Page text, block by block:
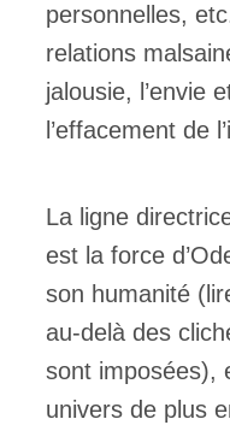
personnelles,
relations
jalousie, l’envie
l’effacement de
La ligne
est la force
son humanité
au-delà des
sont imposées),
univers de plus